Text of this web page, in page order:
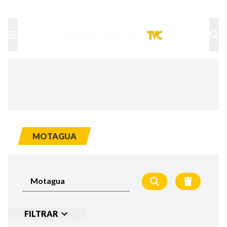
MOTAGUA
FILTRAR